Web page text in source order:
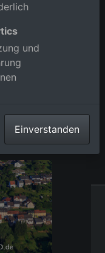
und
Einverstanden